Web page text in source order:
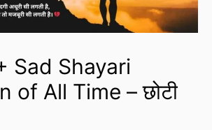
Sad Shayari
of All Time – छोटी